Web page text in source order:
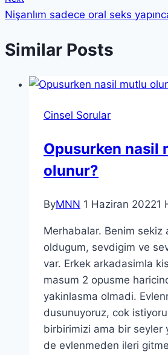
Nişanlım sadece oral seks
Similar Posts
Cinsel Sorular
Opusurken nasil
olunur?
ByMNN 1 Haziran 20221
Merhabalar. Benim sekiz
oldugum, sevdigim ve
var. Erkek arkadasimla
masum 2 opusme
yakinlasma olmadi.
dusunuyoruz, cok
birbirimizi ama bir seyler
de evlenmeden ileri